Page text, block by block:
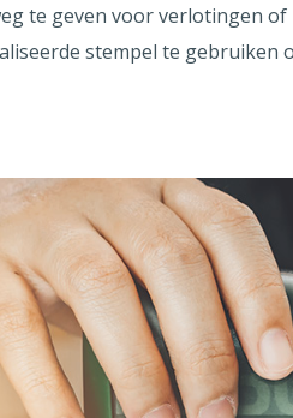
te geven voor verlotingen
stempel te gebruiken